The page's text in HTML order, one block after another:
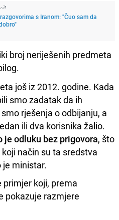
s Iranom: "Čuo sam da
broj neriješenih predmeta
još iz 2012. godine. Kada
smo zadatak da ih
rješenja o odbijanju, a
ili dva korisnika žalio.
odluku bez prigovora, što
način su ta sredstva
je ministar.
primjer koji, prema
pokazuje razmjere